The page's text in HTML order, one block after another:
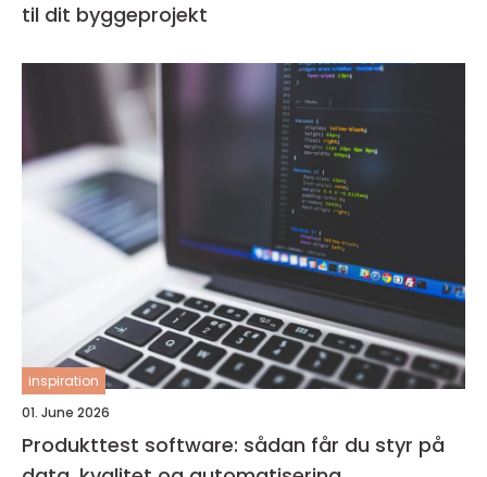
til dit byggeprojekt
inspiration
01. June 2026
Produkttest software: sådan får du styr på